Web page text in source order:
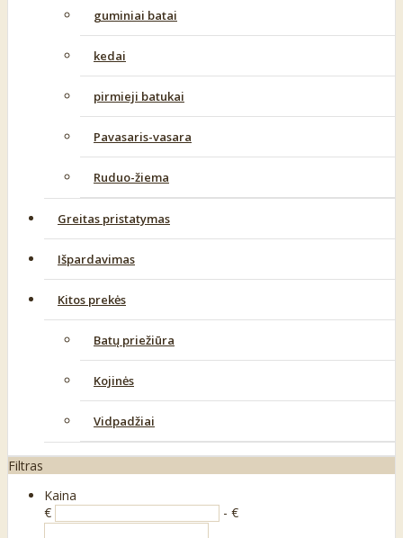
guminiai batai
kedai
pirmieji batukai
Pavasaris-vasara
Ruduo-žiema
Greitas pristatymas
Išpardavimas
Kitos prekės
Batų priežiūra
Kojinės
Vidpadžiai
Filtras
Kaina
€
- €